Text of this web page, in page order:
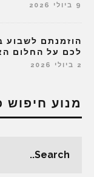
9 ביולי 2026
לכם על החלום
2 ביולי 2026
מנוע חיפוש